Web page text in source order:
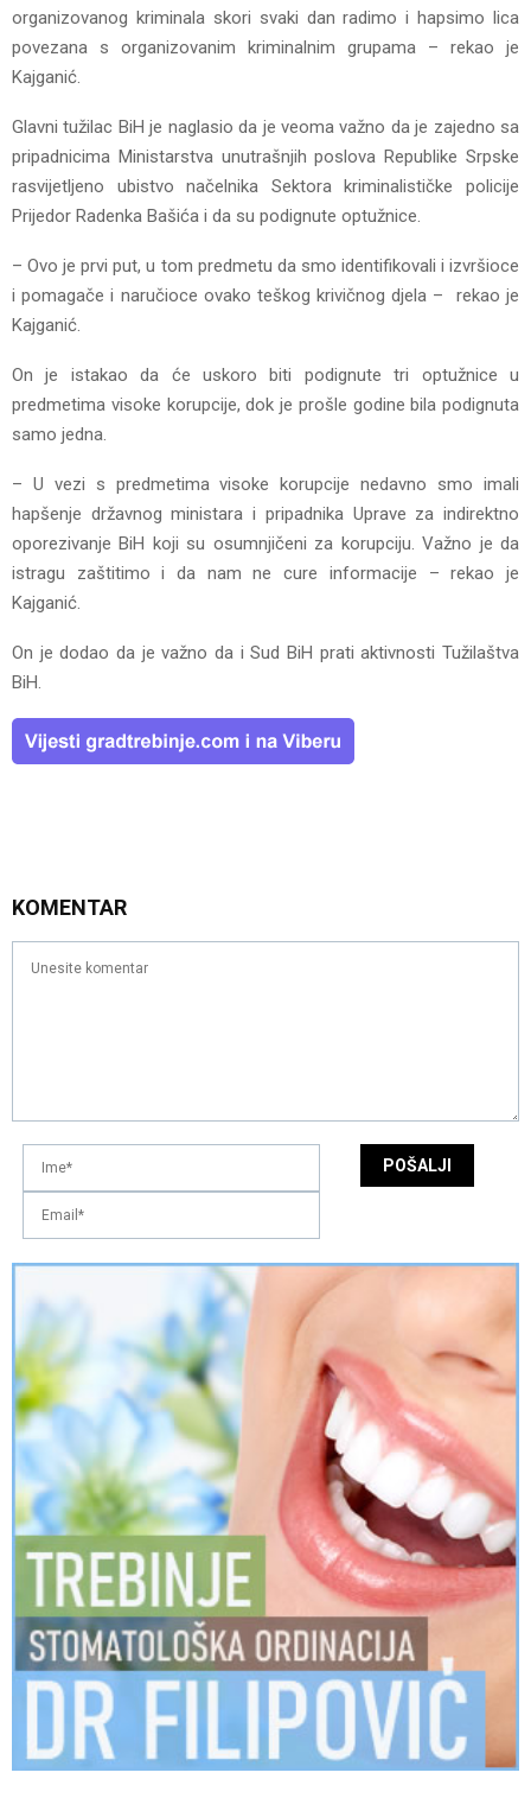
organizovanog kriminala skori svaki dan radimo i hapsimo lica
povezana s organizovanim kriminalnim grupama – rekao je
Kajganić.
Glavni tužilac BiH je naglasio da je veoma važno da je zajedno sa
pripadnicima Ministarstva unutrašnjih poslova Republike Srpske
rasvijetljeno ubistvo načelnika Sektora kriminalističke policije
Prijedor Radenka Bašića i da su podignute optužnice.
– Ovo je prvi put, u tom predmetu da smo identifikovali i izvršioce
i pomagače i naručioce ovako teškog krivičnog djela – rekao je
Kajganić.
On je istakao da će uskoro biti podignute tri optužnice u
predmetima visoke korupcije, dok je prošle godine bila podignuta
samo jedna.
– U vezi s predmetima visoke korupcije nedavno smo imali
hapšenje državnog ministara i pripadnika Uprave za indirektno
oporezivanje BiH koji su osumnjičeni za korupciju. Važno je da
istragu zaštitimo i da nam ne cure informacije – rekao je
Kajganić.
On je dodao da je važno da i Sud BiH prati aktivnosti Tužilaštva
BiH.
KOMENTAR